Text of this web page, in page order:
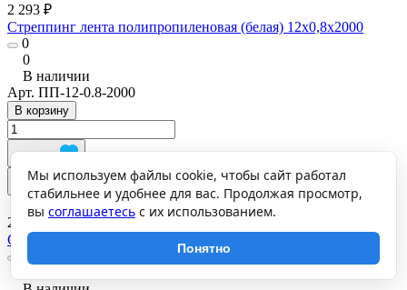
2 293 ₽
Стреппинг лента полипропиленовая (белая) 12х0,8х2000
0
0
В наличии
Арт. ПП-12-0.8-2000
В корзину
2 222 ₽
Стреппинг лента полипропиленовая (белая) 15х0,6х2000
Мы используем файлы cookie, чтобы сайт работал
стабильнее и удобнее для вас. Продолжая просмотр,
вы соглашаетесь с их использованием.
Понятно